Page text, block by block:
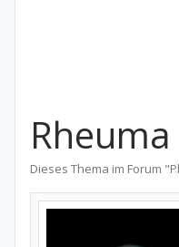
Dieses Thema im Forum "